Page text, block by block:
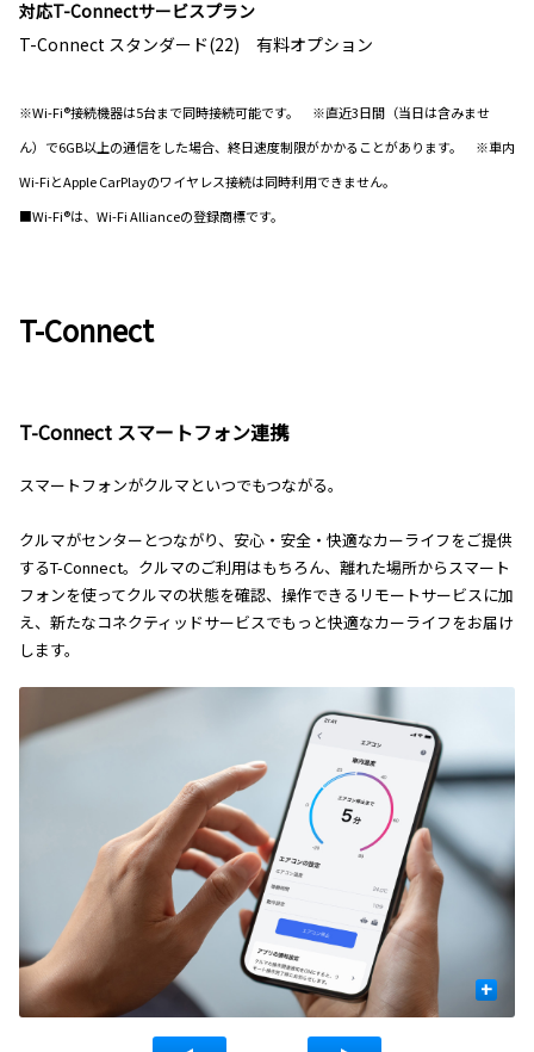
対応T-Connectサービスプラン
T-Connect スタンダード(22) 有料オプション
※Wi-Fi®接続機器は5台まで同時接続可能です。 ※直近3日間（当日は含みませ
ん）で6GB以上の通信をした場合、終日速度制限がかかることがあります。 ※車内
Wi-FiとApple CarPlayのワイヤレス接続は同時利用できません。
■Wi-Fi®は、Wi-Fi Allianceの登録商標です。
T-Connect
T-Connect スマートフォン連携
スマートフォンがクルマといつでもつながる。
クルマがセンターとつながり、安心・安全・快適なカーライフをご提供
するT-Connect。クルマのご利用はもちろん、離れた場所からスマート
フォンを使ってクルマの状態を確認、操作できるリモートサービスに加
え、新たなコネクティッドサービスでもっと快適なカーライフをお届け
します。
+